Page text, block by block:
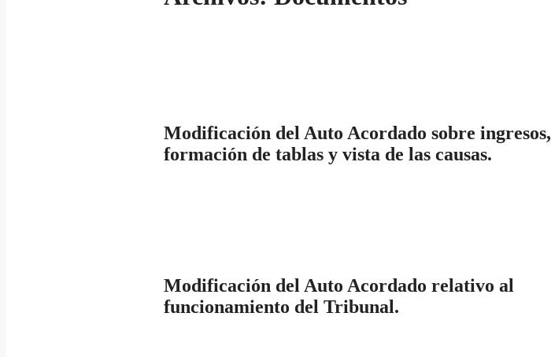
Modificación del Auto Acordado sobre ingresos,
formación de tablas y vista de las causas.
Modificación del Auto Acordado relativo al
funcionamiento del Tribunal.